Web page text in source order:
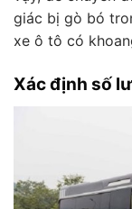
giác bị gò bó
xe ô tô có
Xác định số